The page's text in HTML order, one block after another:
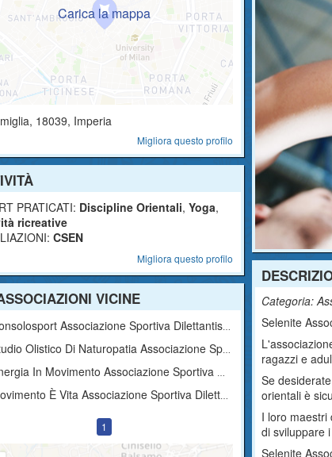
, 18039, Imperia
Migliora questo profilo
PRATICATI: Discipline Orientali, Yoga,
ricreative
CSEN
Migliora questo profilo
VICINE
Associazione Sportiva Dilettantistica
Olistico Di Naturopatia Associazione Sportiva Dilettantistica
In Movimento Associazione Sportiva Dilettantistica E Di Promozione Sociale
È Vita Associazione Sportiva Dilettantistica
1
Categoria:
Selenite
ragazzi e
Se
orientali è
I loro maestri
di sviluppare
Selenite